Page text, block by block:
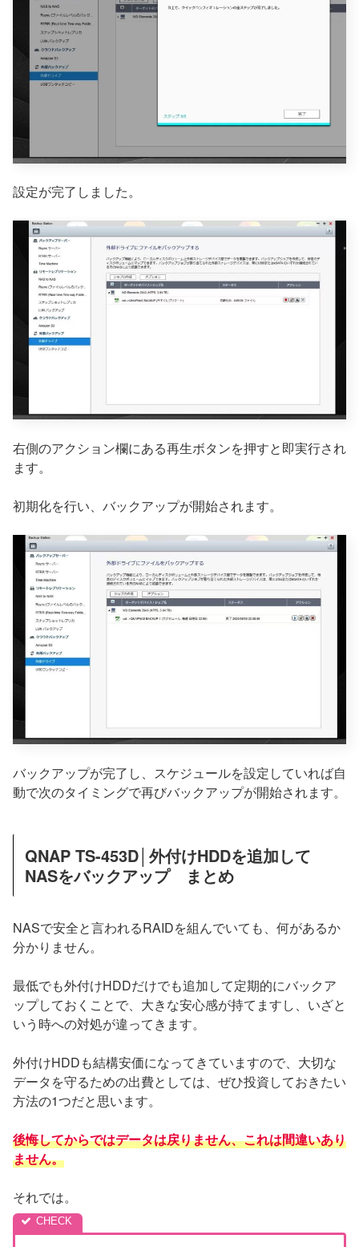
設定が完了しました。
右側のアクション欄にある再生ボタンを押すと即実行され
ます。
初期化を行い、バックアップが開始されます。
バックアップが完了し、スケジュールを設定していれば自
動で次のタイミングで再びバックアップが開始されます。
QNAP TS-453D│外付けHDDを追加して
NASをバックアップ まとめ
NASで安全と言われるRAIDを組んでいても、何があるか
分かりません。
最低でも外付けHDDだけでも追加して定期的にバックア
ップしておくことで、大きな安心感が持てますし、いざと
いう時への対処が違ってきます。
外付けHDDも結構安価になってきていますので、大切な
データを守るための出費としては、ぜひ投資しておきたい
方法の1つだと思います。
後悔してからではデータは戻りません、これは間違いあり
ません。
それでは。